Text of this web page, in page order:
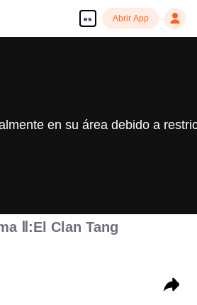
es Abrir App
en su área debido a
Ⅱ:El Clan Tang